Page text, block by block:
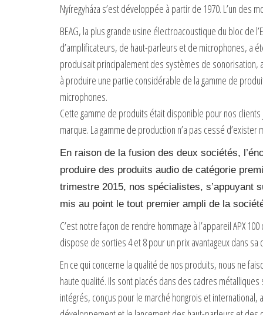
Nyíregyháza s’est développée à partir de 1970. L’un
BEAG, la plus grande usine électroacoustique du bloc de
d’amplificateurs, de haut-parleurs et de microphones, a
produisait principalement des systèmes de sonorisation,
à produire une partie considérable de la gamme de
microphones.
Cette gamme de produits était disponible pour nos clients
marque. La gamme de production n’a pas cessé
En raison de la fusion des deux sociétés,
produire des produits audio de catégorie
trimestre 2015, nos spécialistes, s’appuyant
mis au point le tout premier ampli de la
C’est notre façon de rendre hommage à l’appareil APX
dispose de sorties 4 et 8 pour un prix avantageux dans sa
En ce qui concerne la qualité de nos produits, nous ne
haute qualité. Ils sont placés dans des cadres
intégrés, conçus pour le marché hongrois et